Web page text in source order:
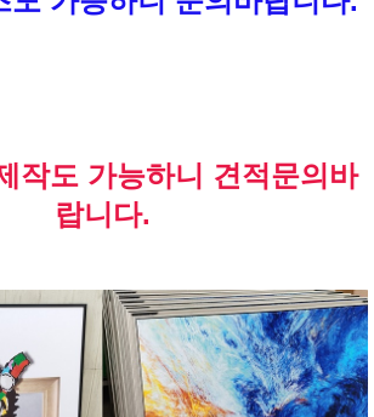
작도 가능하니 견적문의바
랍니다.